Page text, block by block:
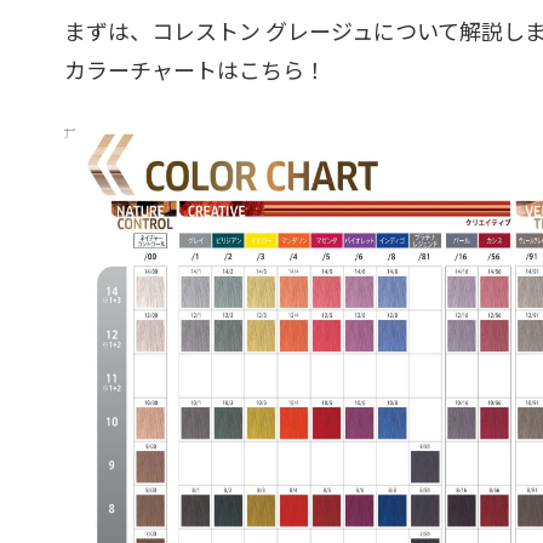
まずは、コレストン グレージュについて解説し
カラーチャートはこちら！